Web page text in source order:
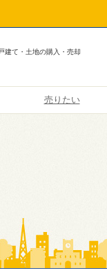
建て・土地の購入・売却
売りたい